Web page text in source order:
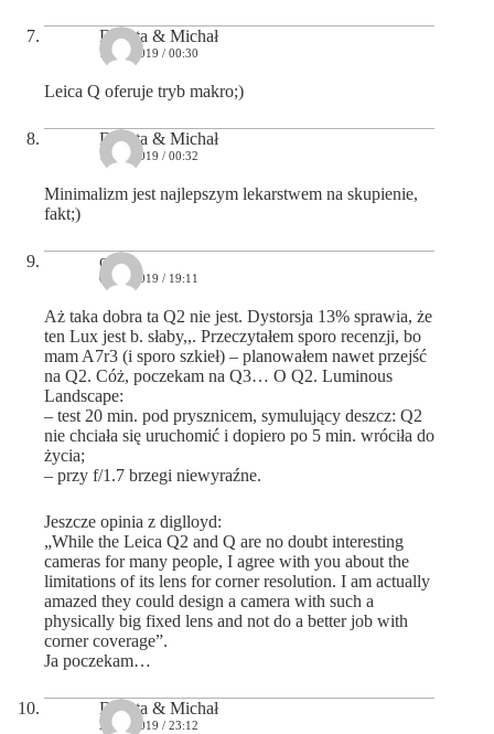
Dorota & Michał
12/03/2019 / 00:30
Leica Q oferuje tryb makro;)
Dorota & Michał
12/03/2019 / 00:32
Minimalizm jest najlepszym lekarstwem na skupienie,
fakt;)
otho
07/04/2019 / 19:11
Aż taka dobra ta Q2 nie jest. Dystorsja 13% sprawia, że
ten Lux jest b. słaby,,. Przeczytałem sporo recenzji, bo
mam A7r3 (i sporo szkieł) – planowałem nawet przejść
na Q2. Cóż, poczekam na Q3… O Q2. Luminous
Landscape:
– test 20 min. pod prysznicem, symulujący deszcz: Q2
nie chciała się uruchomić i dopiero po 5 min. wróciła do
życia;
– przy f/1.7 brzegi niewyraźne.
Jeszcze opinia z diglloyd:
„While the Leica Q2 and Q are no doubt interesting
cameras for many people, I agree with you about the
limitations of its lens for corner resolution. I am actually
amazed they could design a camera with such a
physically big fixed lens and not do a better job with
corner coverage”.
Ja poczekam…
Dorota & Michał
24/04/2019 / 23:12